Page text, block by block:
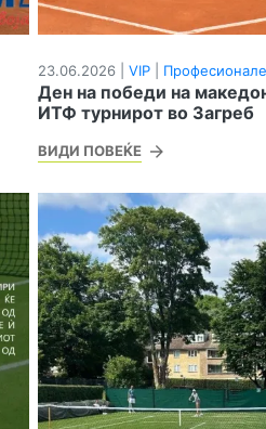
23.06.2026 |VIP
Ден на победи на
ИТФ турнирот во Загреб
ВИДИ ПОВЕЌЕ